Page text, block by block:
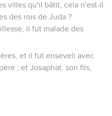
villes qu'il bâtit, cela n'est-il
des rois de Juda ?
il fut malade des
et il fut enseveli avec
; et Josaphat, son fils,